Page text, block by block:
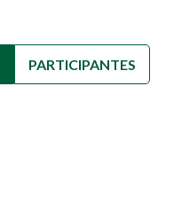
(SOLAPA ACTIVA)
PARTICIPANTES